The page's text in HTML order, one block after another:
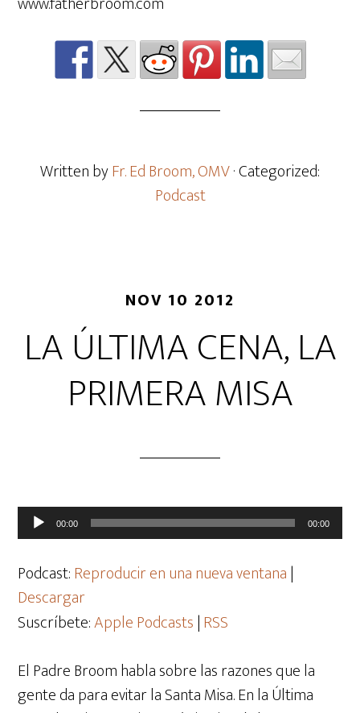
Written byFr. Ed Broom, OMV· Categorized:
Podcast
NOV 10 2012
LA ÚLTIMA CENA, LA
PRIMERA MISA
Reproductor
de
audio
00:00 00:00
Podcast:Reproducir en una nueva ventana|
Descargar
Suscríbete:Apple Podcasts|RSS
El Padre Broom habla sobre las razones que la
gente da para evitar la Santa Misa. En la Última